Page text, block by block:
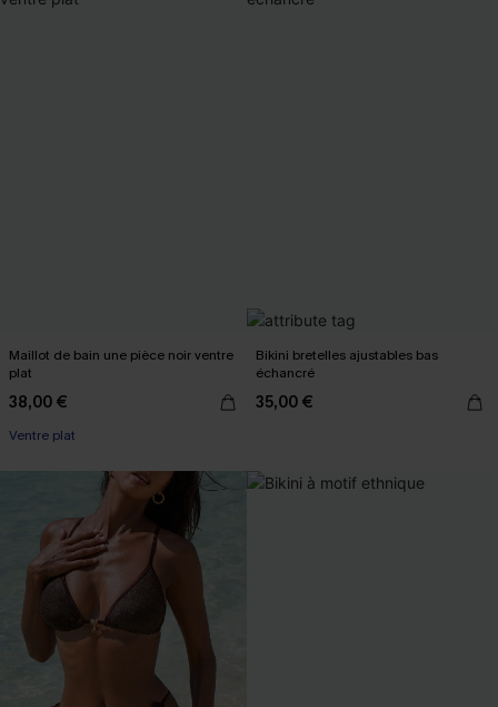
Maillot de bain une pièce noir ventre
plat
38,00 €
Ventre plat
Bikini bretelles ajustables bas
échancré
35,00 €